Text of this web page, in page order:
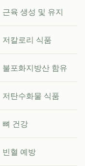
근육 생성 및 유지
저칼로리 식품
불포화지방산 함유
저탄수화물 식품
뼈 건강
빈혈 예방